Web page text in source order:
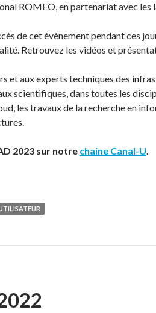
ROMEO, en partenariat avec
de cet évènement pendant ces
Retrouvez les vidéos et
et aux experts techniques des
scientifiques, dans toutes les
les travaux de la recherche en
2023 sur notre chaine Canal-U.